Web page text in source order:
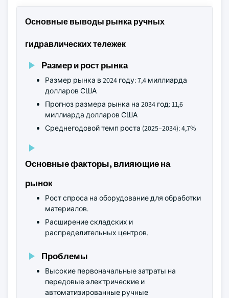
Основные выводы рынка ручных
гидравлических тележек
Размер и рост рынка
Размер рынка в 2024 году: 7,4 миллиарда
долларов США
Прогноз размера рынка на 2034 год: 11,6
миллиарда долларов США
Среднегодовой темп роста (2025–2034): 4,7%
Основные факторы, влияющие на
рынок
Рост спроса на оборудование для обработки
материалов.
Расширение складских и
распределительных центров.
Проблемы
Высокие первоначальные затраты на
передовые электрические и
автоматизированные ручные